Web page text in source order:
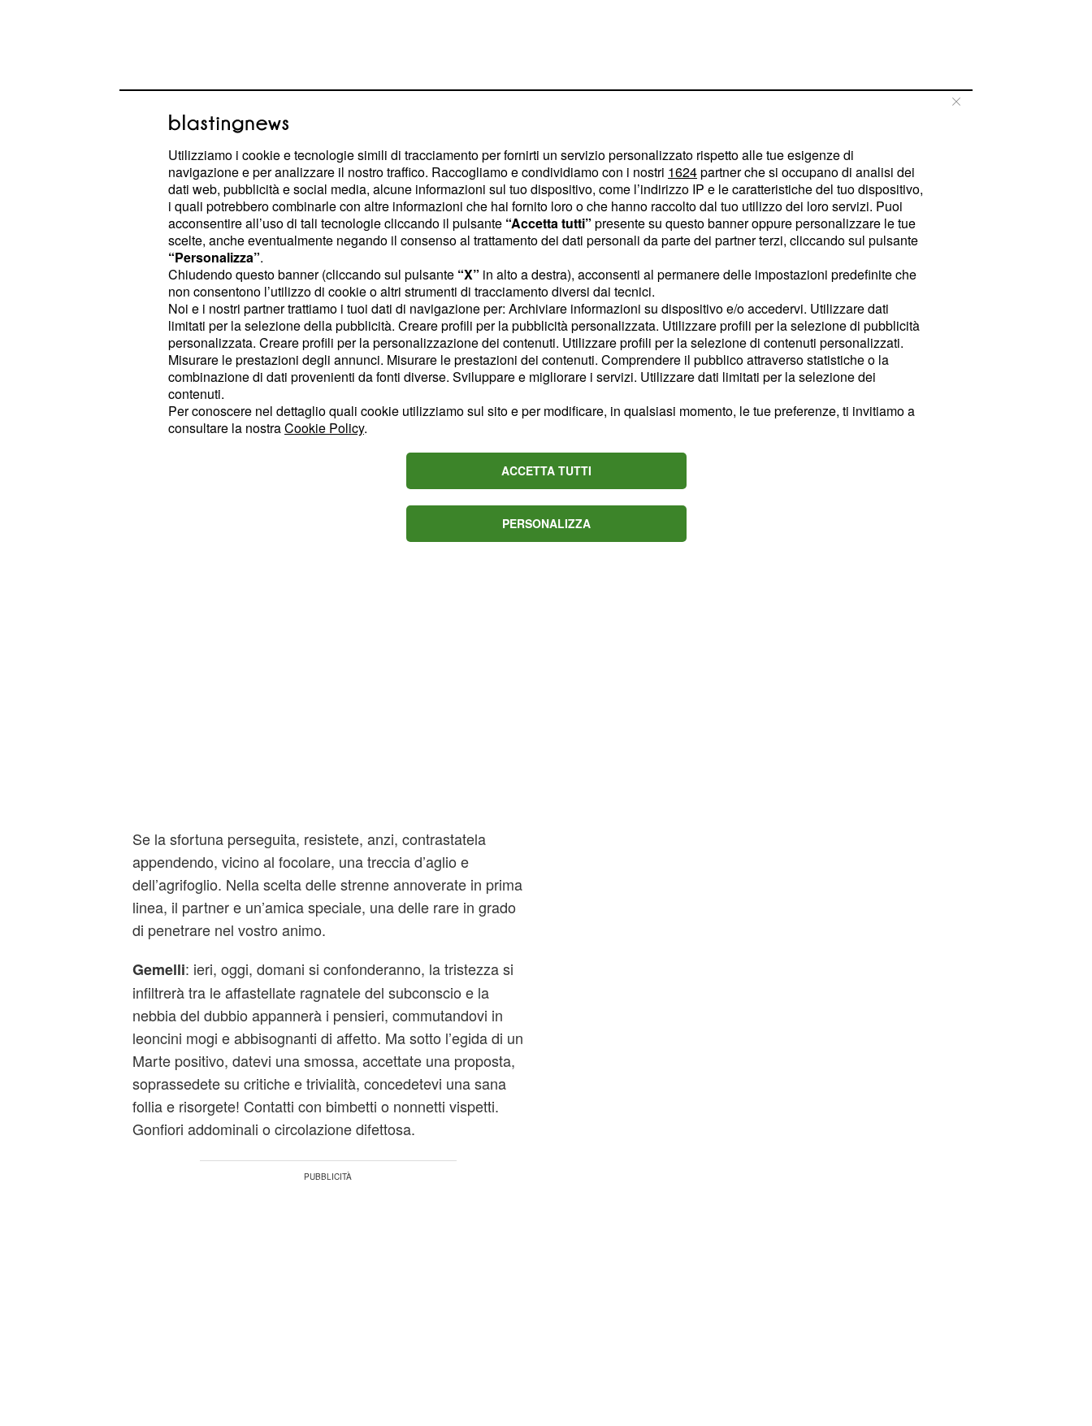
Astrologia e oroscopo del 13
gennaio
Ariete: si profila un ultimo giorno della settimana delicato
come palline di vetro, mutevole come l’umore, fecondo
come un terreno incontaminato e talmente imprevedibile da
non poter dar nulla per scontato… Non lasciate incustoditi
pacchettini o quattrini: il rischio di vederli sparire è alto.
Malagevolezza nel comprendere un essere complicato. Un
suggerimento scaramantico? Comprate tanti cornetti
scaccia-malocchio per quante sono le porte del vostro
appartamento e appendeteli in bella vista.
peripezie e dipartite: vi è stato affidato tal compito ed
Se la sfortuna perseguita, resistete, anzi, contrastatela
appendendo, vicino al focolare, una treccia d’aglio e
dell’agrifoglio. Nella scelta delle strenne annoverate in prima
linea, il partner e un’amica speciale, una delle rare in grado
di penetrare nel vostro animo.
Gemelli: ieri, oggi, domani si confonderanno, la tristezza si
infiltrerà tra le affastellate ragnatele del subconscio e la
nebbia del dubbio appannerà i pensieri, commutandovi in
leoncini mogi e abbisognanti di affetto. Ma sotto l’egida di un
Marte positivo, datevi una smossa, accettate una proposta,
soprassedete su critiche e trivialità, concedetevi una sana
follia e risorgete! Contatti con bimbetti o nonnetti vispetti.
Gonfiori addominali o circolazione difettosa.
Utilizziamo i cookie e tecnologie simili di tracciamento per fornirti un servizio personalizzato rispetto alle tue esigenze di
navigazione e per analizzare il nostro traffico. Raccogliamo e condividiamo con i nostri 1624partner che si occupano di analisi dei
dati web, pubblicità e social media, alcune informazioni sul tuo dispositivo, come l’indirizzo IP e le caratteristiche del tuo dispositivo,
i quali potrebbero combinarle con altre informazioni che hai fornito loro o che hanno raccolto dal tuo utilizzo dei loro servizi. Puoi
acconsentire all’uso di tali tecnologie cliccando il pulsante “Accetta tutti” presente su questo banner oppure personalizzare le tue
scelte, anche eventualmente negando il consenso al trattamento dei dati personali da parte dei partner terzi, cliccando sul pulsante
“Personalizza”.
Chiudendo questo banner (cliccando sul pulsante “X” in alto a destra), acconsenti al permanere delle impostazioni predefinite che
non consentono l’utilizzo di cookie o altri strumenti di tracciamento diversi dai tecnici.
Noi e i nostri partner trattiamo i tuoi dati di navigazione per: Archiviare informazioni su dispositivo e/o accedervi. Utilizzare dati
limitati per la selezione della pubblicità. Creare profili per la pubblicità personalizzata. Utilizzare profili per la selezione di pubblicità
personalizzata. Creare profili per la personalizzazione dei contenuti. Utilizzare profili per la selezione di contenuti personalizzati.
Misurare le prestazioni degli annunci. Misurare le prestazioni dei contenuti. Comprendere il pubblico attraverso statistiche o la
combinazione di dati provenienti da fonti diverse. Sviluppare e migliorare i servizi. Utilizzare dati limitati per la selezione dei
contenuti.
Per conoscere nel dettaglio quali cookie utilizziamo sul sito e per modificare, in qualsiasi momento, le tue preferenze, ti invitiamo a
consultare la nostraCookie Policy.
ACCETTA TUTTI
PERSONALIZZA